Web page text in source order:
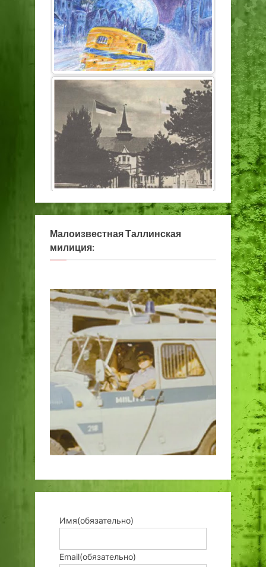
Малоизвестная Таллинская
милиция:
Имя(обязательно)
Email(обязательно)